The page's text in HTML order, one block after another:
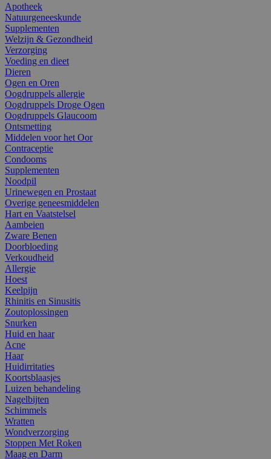
Apotheek
Natuurgeneeskunde
Supplementen
Welzijn & Gezondheid
Verzorging
Voeding en dieet
Dieren
Ogen en Oren
Oogdruppels allergie
Oogdruppels Droge Ogen
Oogdruppels Glaucoom
Ontsmetting
Middelen voor het Oor
Contraceptie
Condooms
Supplementen
Noodpil
Urinewegen en Prostaat
Overige geneesmiddelen
Hart en Vaatstelsel
Aambeien
Zware Benen
Doorbloeding
Verkoudheid
Allergie
Hoest
Keelpijn
Rhinitis en Sinusitis
Zoutoplossingen
Snurken
Huid en haar
Acne
Haar
Huidirritaties
Koortsblaasjes
Luizen behandeling
Nagelbijten
Schimmels
Wratten
Wondverzorging
Stoppen Met Roken
Maag en Darm